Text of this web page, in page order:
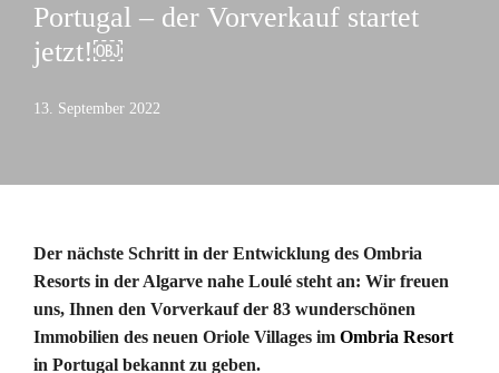
Portugal – der Vorverkauf startet
jetzt!￼
13. September 2022
Der nächste Schritt in der Entwicklung des Ombria
Resorts in der Algarve nahe Loulé steht an: Wir freuen
uns, Ihnen den Vorverkauf der 83 wunderschönen
Immobilien des neuen Oriole Villages im Ombria Resort
in Portugal bekannt zu geben.